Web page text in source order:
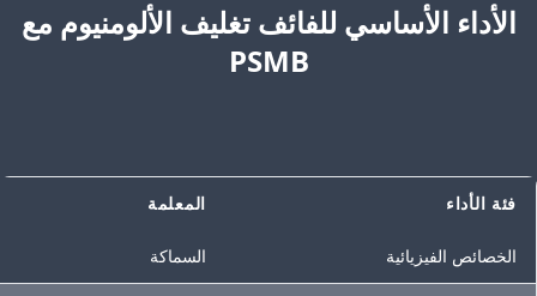
الأداء الأساسي للفائف تغليف الألومنيوم مع
PSMB
فئة الأداء المعلمة
الخصائص الفيزيائية السماكة